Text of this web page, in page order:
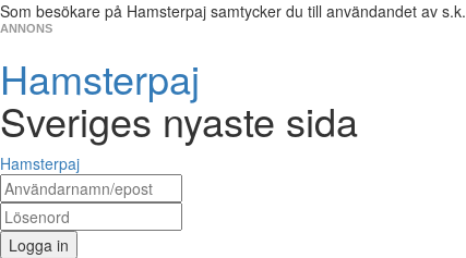
Som besökare på Hamsterpaj samtycker du till användandet av s.k.
ANNONS
Hamsterpaj
Sveriges nyaste sida
Hamsterpaj
Logga in